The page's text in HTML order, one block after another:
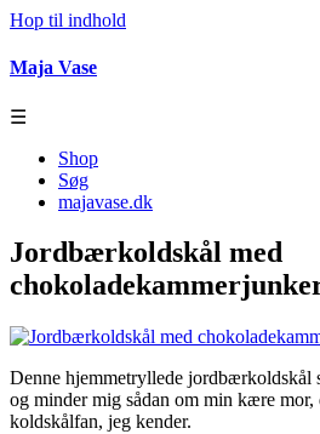
Hop til indhold
Maja Vase
☰
Shop
Søg
majavase.dk
Jordbærkoldskål med
Denne hjemmetryllede jordbærkoldskål
og minder mig sådan om min kære mor,
koldskålfan, jeg kender.